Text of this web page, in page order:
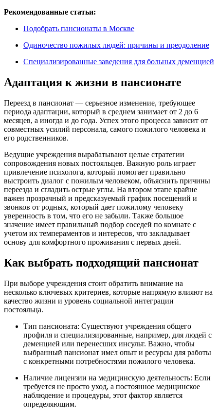
Рекомендованные статьи:
Подобрать пансионаты в Москве
Одиночество пожилых людей: причины и преодоление
Специализированные заведения для больных деменцией
Адаптация к жизни в пансионате
Переезд в пансионат — серьезное изменение, требующее
периода адаптации, который в среднем занимает от 2 до 6
месяцев, а иногда и до года. Успех этого процесса зависит от
совместных усилий персонала, самого пожилого человека и
его родственников.
Ведущие учреждения вырабатывают целые стратегии
сопровождения новых постояльцев. Важную роль играет
привлечение психолога, который помогает правильно
выстроить диалог с пожилым человеком, объяснить причины
переезда и сгладить острые углы. На втором этапе крайне
важен прозрачный и предсказуемый график посещений и
звонков от родных, который дает пожилому человеку
уверенность в том, что его не забыли. Также большое
значение имеет правильный подбор соседей по комнате с
учетом их темпераментов и интересов, что закладывает
основу для комфортного проживания с первых дней.
Как выбрать подходящий пансионат
При выборе учреждения стоит обратить внимание на
несколько ключевых критериев, которые напрямую влияют на
качество жизни и уровень социальной интеграции
постояльца.
Тип пансионата: Существуют учреждения общего
профиля и специализированные, например, для людей с
деменцией или перенесших инсульт. Важно, чтобы
выбранный пансионат имел опыт и ресурсы для работы
с конкретными потребностями пожилого человека.
Наличие лицензии на медицинскую деятельность: Если
требуется не просто уход, а постоянное медицинское
наблюдение и процедуры, этот фактор является
определяющим.